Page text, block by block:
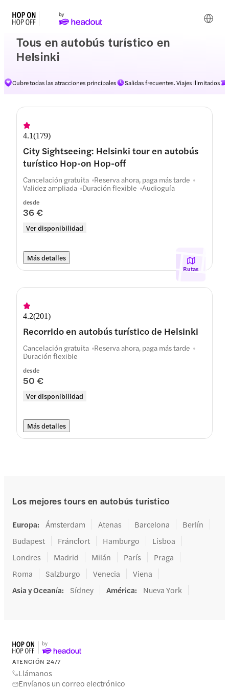
Tous en autobús turístico en
Helsinki
Cubre todas las atracciones principales Salidas frecuentes. Viajes ilimitados
Rutas
4.1(179)
City Sightseeing: Helsinki tour en autobús
turístico Hop-on Hop-off
desde
36 €
Ver disponibilidad
Cancelación gratuita Reserva ahora, paga más tarde
Validez ampliada Duración flexible Audioguía
Más detalles
Rutas
4.2(201)
Recorrido en autobús turístico de Helsinki
desde
50 €
Ver disponibilidad
Cancelación gratuita Reserva ahora, paga más tarde
Duración flexible
Más detalles
Los mejores tours en autobús turístico
Europa: Ámsterdam Atenas Barcelona
Berlín
Budapest
Fráncfort Hamburgo
Lisboa
Londres
Madrid Milán París
Praga
Roma
Salzburgo Venecia
Viena
Asia y Oceanía: Sídney América: Nueva York
ATENCIÓN 24/7
Llámanos
Envíanos un correo electrónico